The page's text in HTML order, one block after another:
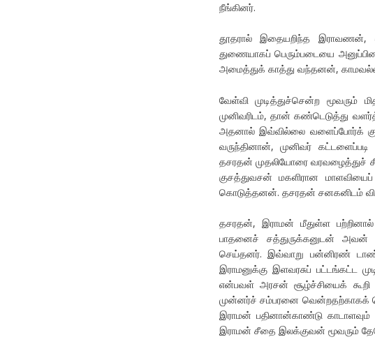
நீங்கினர்.
⁠தூதரால் இதையறிந்த இராவணன்,
துணையாகப் பெரும்படையை
அமைத்துக் காத்து வந்தனன்,
⁠வேள்வி முடித்துச்சென்ற மூவரும்
முனிவரிடம், தான் கண்டெடுத்து
அதனால் இவ்வில்லை வளைப்போர்க்
வருந்தினான், முனிவர்
தசரதன் முதலியோரை வரவழைத்துச்
குசத்துவசன் மகளிரான
கொடுத்தனன். தசரதன் சனகனிடம்
⁠தசரதன், இராமன் மீதுள்ள பற்றினால்
பாதனைச் சத்துருக்கனுடன் அவன்
செய்தனர். இவ்வாறு பன்னிரண்
இராமனுக்கு இளவரசுப் பட்டங்கட்ட
என்பவள் அரசன் சூழ்ச்சியைக் கூறி
முன்னர்ச் சம்பரனை வென்றதற்காகக்
இராமன் பதினான்காண்டு
இராமன் சீதை இலக்குவன் மூவரும்